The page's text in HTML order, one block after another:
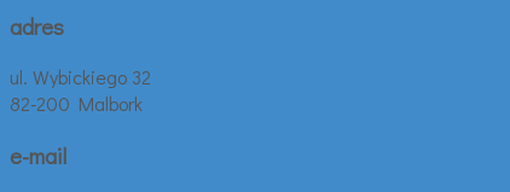
adres
ul. Wybickiego 32
82-200 Malbork
e-mail